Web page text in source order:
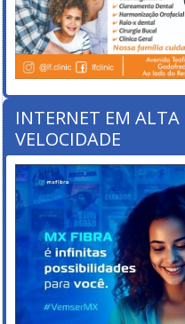
INTERNET EM ALTA
VELOCIDADE